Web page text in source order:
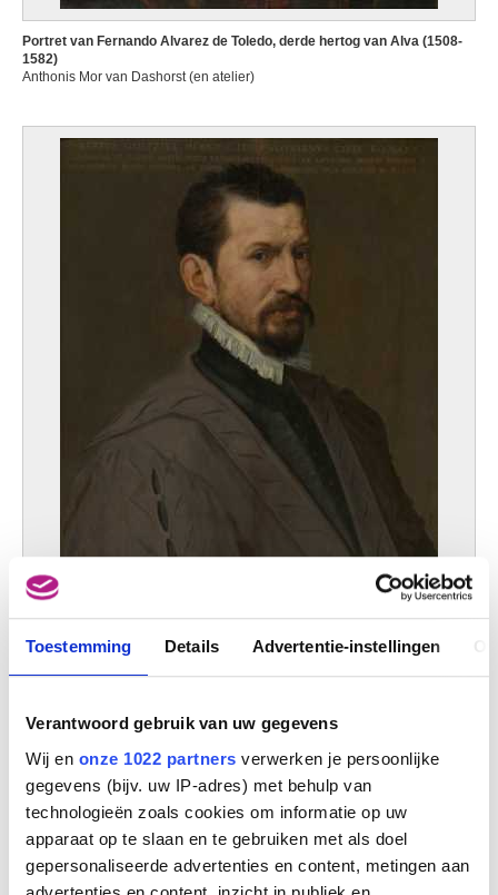
Toestemming Details Advertentie-instellingen
Verantwoord gebruik van uw gegevens
Wij en onze 1022 partners verwerken je persoonlijke
gegevens (bijv. uw IP-adres) met behulp van
technologieën zoals cookies om informatie op uw
apparaat op te slaan en te gebruiken met als doel
gepersonaliseerde advertenties en content, metingen aan
Portret van Fernando Alvarez de Toledo, derde hertog van Alva (1508-
1582)
Anthonis Mor van Dashorst (en atelier)
Anthonis Mor van Dashorst